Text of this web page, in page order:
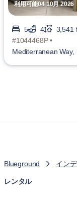
利用可能04 10月 2026
5 4
3,541
#1044468P •
Mediterranean Way,
Blueground イン
レンタル